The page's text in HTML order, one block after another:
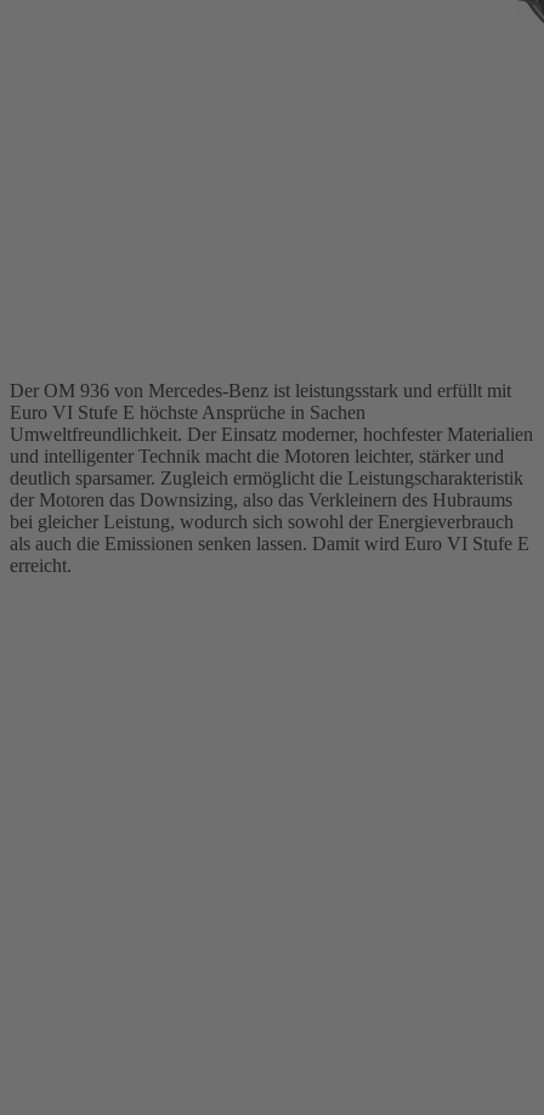
Der OM 936 von Mercedes-Benz ist leistungsstark und erfüllt mit
Euro VI Stufe E höchste Ansprüche in Sachen
Umweltfreundlichkeit. Der Einsatz moderner, hochfester Materialien
und intelligenter Technik macht die Motoren leichter, stärker und
deutlich sparsamer. Zugleich ermöglicht die Leistungscharakteristik
der Motoren das Downsizing, also das Verkleinern des Hubraums
bei gleicher Leistung, wodurch sich sowohl der Energieverbrauch
als auch die Emissionen senken lassen. Damit wird Euro VI Stufe E
erreicht.